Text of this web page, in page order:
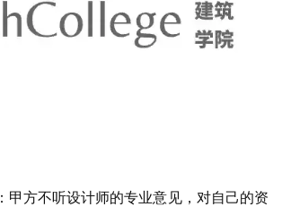
：甲方不听设计师的专业意见，对自己的资